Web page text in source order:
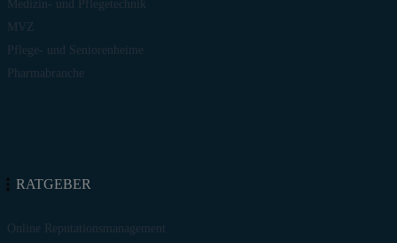
Medizin- und Pflegetechnik
MVZ
Pflege- und Seniorenheime
Pharmabranche
RATGEBER
Online Reputationsmanagement